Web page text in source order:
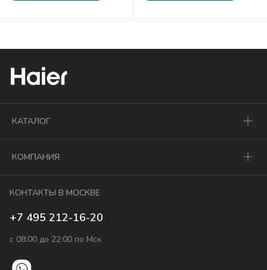
КАТАЛОГ
КОМПАНИЯ
КОНТАКТЫ В МОСКВЕ
+7 495 212-16-20
с 08:00 до 22:00 по Мск